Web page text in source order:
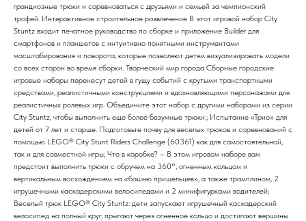
грандиозные трюки и соревноваться с друзьями и семьей за чемпионский
трофей. Интерактивное строительное развлечение В этот игровой набор City
Stuntz входит печатное руководство по сборке и приложение Builder для
смартфонов и планшетов с интуитивно понятными инструментами
масштабирования и поворота, которые позволяют детям визуализировать модели
со всех сторон во время сборки. Творческий мир города Сборные городские
игровые наборы перенесут детей в гущу событий с крутыми транспортными
средствами, реалистичными конструкциями и вдохновляющими персонажами для
реалистичных ролевых игр. Объедините этот набор с другими наборами из серии
City Stuntz, чтобы выполнить еще более безумные трюки.; Испытание «Трио» для
детей от 7 лет и старше. Подготовьте почву для веселых трюков и соревнований с
помощью LEGO® City Stunt Riders Challenge (60361) как для самостоятельной,
так и для совместной игры; Что в коробке? – В этом игровом наборе вам
предстоит выполнить трюки с обручем на 360°, огненным кольцом и
вертикальным восхождением на «башню пришельцев», а также трамплином, 2
игрушечными каскадерскими велосипедами и 2 минифигурками водителей;
Веселый трюк LEGO® City Stuntz: дети запускают игрушечный каскадерский
велосипед на полный круг, прыгают через огненное кольцо и достигают вершины